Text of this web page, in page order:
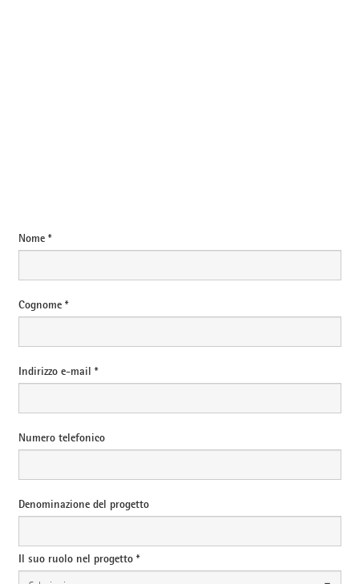
Nome *
Cognome *
Indirizzo e-mail *
Numero telefonico
Denominazione del progetto
Il suo ruolo nel progetto *